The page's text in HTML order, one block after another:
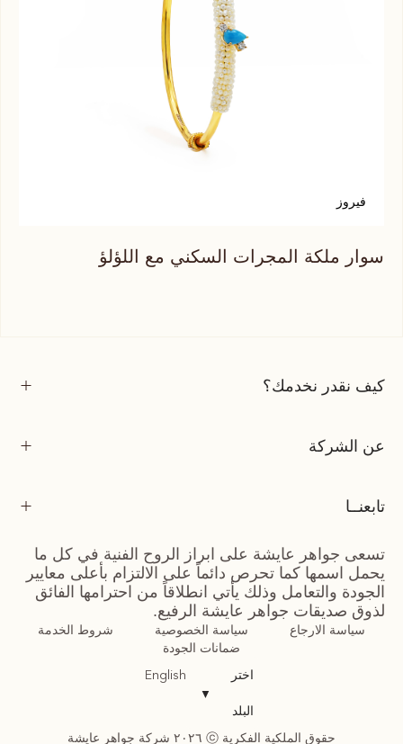
فيروز
سوار ملكة المجرات السكني مع اللؤلؤ
كيف نقدر نخدمك؟
عن الشركة
تابعنــا
تسعى جواهر عايشة على ابراز الروح الفنية في كل ما
يحمل اسمها كما تحرص دائماً على الالتزام بأعلى معايير
الجودة والتعامل وذلك يأتي انطلاقاً من احترامها الفائق
لذوق صديقات جواهر عايشة الرفيع.
سياسة الارجاع سياسة الخصوصية
شروط الخدمة
ضمانات الجودة
اختر
البلد
▼
English
حقوق الملكية الفكرية ⓒ ٢٠٢٦ شركة جواهر عايشة